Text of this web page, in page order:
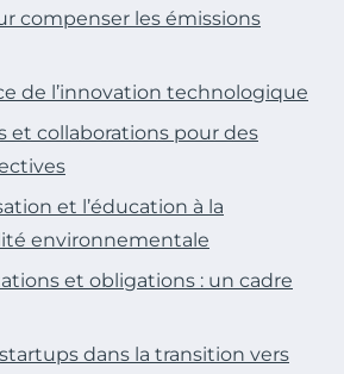
compenser les émissions
de l’innovation technologique
et collaborations pour des
et l’éducation à la
environnementale
et obligations : un cadre
dans la transition vers